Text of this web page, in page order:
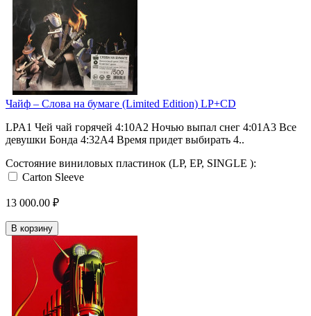
Чайф ‎– Слова на бумаге (Limited Edition) LP+CD
LPA1 Чей чай горячей 4:10A2 Ночью выпал снег 4:01A3 Все
девушки Бонда 4:32A4 Время придет выбирать 4..
Состояние виниловых пластинок (LP, EP, SINGLE ):
Carton Sleeve
13 000.00 ₽
В корзину